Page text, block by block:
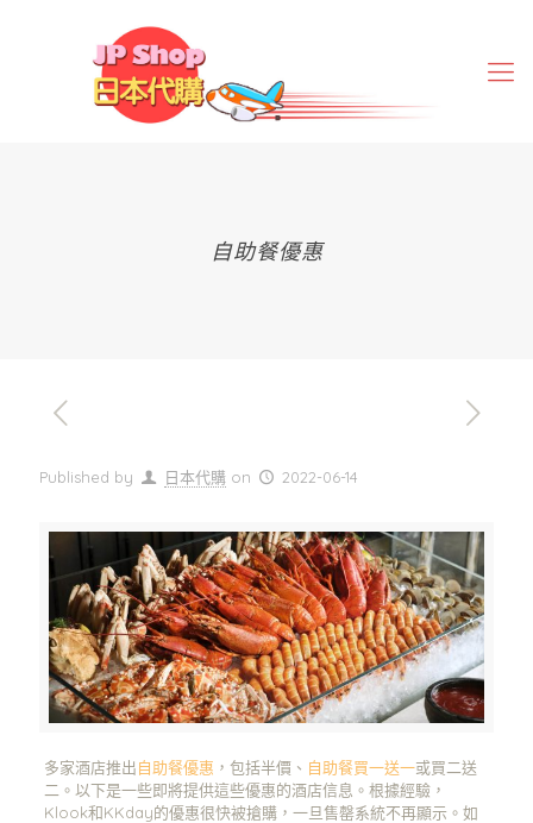
自助餐優惠
Published by 日本代購 on 2022-06-14
多家酒店推出自助餐優惠 ，包括半價、 自助餐買一送一或買二送
二。以下是一些即將提供這些優惠的酒店信息。根據經驗，
Klook和KKday的優惠很快被搶購，一旦售罄系統不再顯示。如